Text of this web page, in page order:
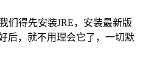
们得先安装JRE，安装最新版
后，就不用理会它了，一切默